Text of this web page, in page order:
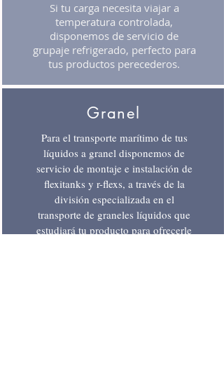
Si tu carga necesita viajar a
temperatura controlada,
disponemos de servicio de
grupaje refrigerado, perfecto para
tus productos perecederos.
Granel
Para el transporte marítimo de tus
líquidos a granel disponemos de
servicio de montaje e instalación de
flexitanks y r-flexs, a través de la
división especializada en el
transporte de graneles líquidos que
estudiará tu producto para ofrecerle